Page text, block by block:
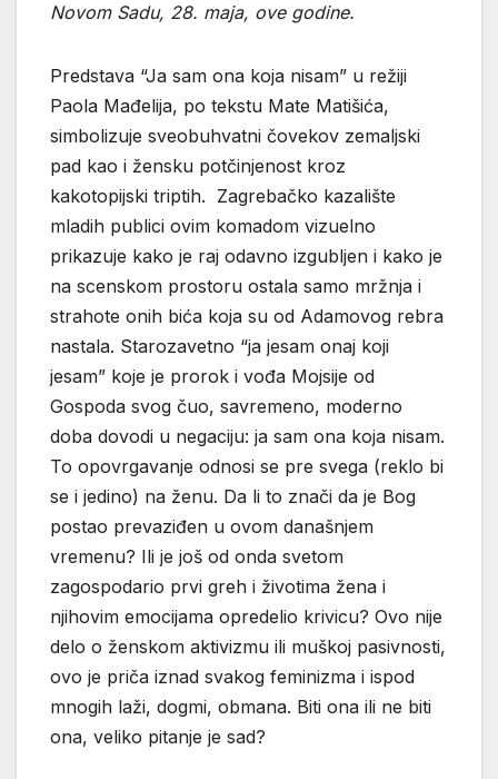
Novom Sadu, 28. maja, ove godine.
Predstava “Ja sam ona koja nisam” u režiji
Paola Mađelija, po tekstu Mate Matišića,
simbolizuje sveobuhvatni čovekov zemaljski
pad kao i žensku potčinjenost kroz
kakotopijski triptih. Zagrebačko kazalište
mladih publici ovim komadom vizuelno
prikazuje kako je raj odavno izgubljen i kako je
na scenskom prostoru ostala samo mržnja i
strahote onih bića koja su od Adamovog rebra
nastala. Starozavetno “ja jesam onaj koji
jesam” koje je prorok i vođa Mojsije od
Gospoda svog čuo, savremeno, moderno
doba dovodi u negaciju: ja sam ona koja nisam.
To opovrgavanje odnosi se pre svega (reklo bi
se i jedino) na ženu. Da li to znači da je Bog
postao prevaziđen u ovom današnjem
vremenu? Ili je još od onda svetom
zagospodario prvi greh i životima žena i
njihovim emocijama opredelio krivicu? Ovo nije
delo o ženskom aktivizmu ili muškoj pasivnosti,
ovo je priča iznad svakog feminizma i ispod
mnogih laži, dogmi, obmana. Biti ona ili ne biti
ona, veliko pitanje je sad?